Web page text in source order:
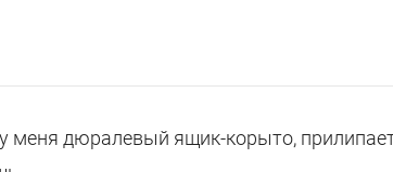
меня дюралевый ящик-корыто,